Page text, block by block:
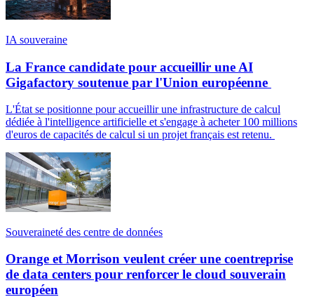
IA souveraine
La France candidate pour accueillir une AI
Gigafactory soutenue par l'Union européenne
L'État se positionne pour accueillir une infrastructure de calcul
dédiée à l'intelligence artificielle et s'engage à acheter 100 millions
d'euros de capacités de calcul si un projet français est retenu.
Souveraineté des centre de données
Orange et Morrison veulent créer une coentreprise
de data centers pour renforcer le cloud souverain
européen